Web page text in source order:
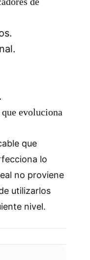
evoluciona
que
lo
no proviene
utilizarlos
nivel.